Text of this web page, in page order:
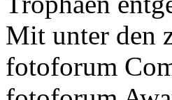
Mit unter den
fotoforum